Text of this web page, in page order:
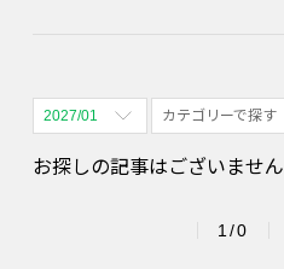
2027/01
全期間
カテゴリーで探す
全て表示
お探しの記事はございません
1/0